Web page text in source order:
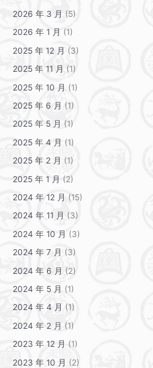
2026 年 3 月 (5)
2026 年 1 月 (1)
2025 年 12 月 (3)
2025 年 11 月 (1)
2025 年 10 月 (1)
2025 年 6 月 (1)
2025 年 5 月 (1)
2025 年 4 月 (1)
2025 年 2 月 (1)
2025 年 1 月 (2)
2024 年 12 月 (15)
2024 年 11 月 (3)
2024 年 10 月 (3)
2024 年 7 月 (3)
2024 年 6 月 (2)
2024 年 5 月 (1)
2024 年 4 月 (1)
2024 年 2 月 (1)
2023 年 12 月 (1)
2023 年 10 月 (2)